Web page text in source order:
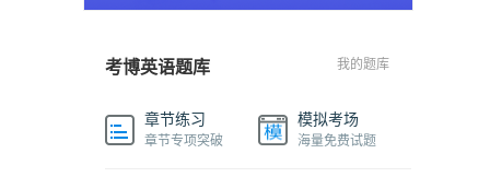
考博英语题库 我的题库
章节练习
章节专项突破
模拟考场
海量免费试题